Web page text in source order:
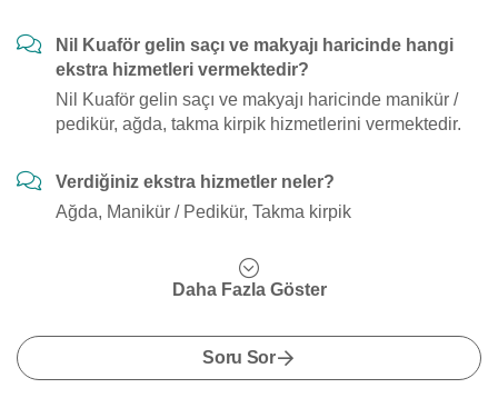
Nil Kuaför gelin saçı ve makyajı haricinde hangi
ekstra hizmetleri vermektedir?
Nil Kuaför gelin saçı ve makyajı haricinde manikür /
pedikür, ağda, takma kirpik hizmetlerini vermektedir.
Verdiğiniz ekstra hizmetler neler?
Ağda, Manikür / Pedikür, Takma kirpik
Daha Fazla Göster
Soru Sor